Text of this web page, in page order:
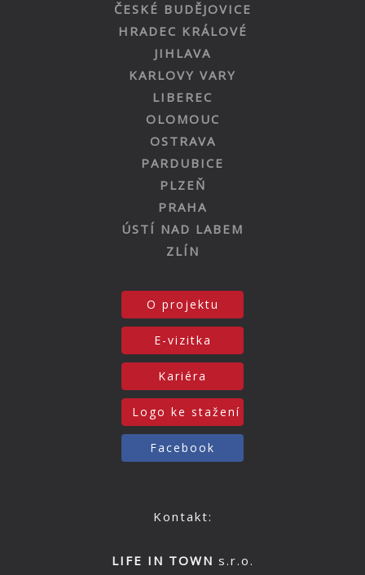
ČESKÉ BUDĚJOVICE
HRADEC KRÁLOVÉ
JIHLAVA
KARLOVY VARY
LIBEREC
OLOMOUC
OSTRAVA
PARDUBICE
PLZEŇ
PRAHA
ÚSTÍ NAD LABEM
ZLÍN
O projektu
E-vizitka
Kariéra
Logo ke stažení
Facebook
Kontakt:
LIFE IN TOWN s.r.o.